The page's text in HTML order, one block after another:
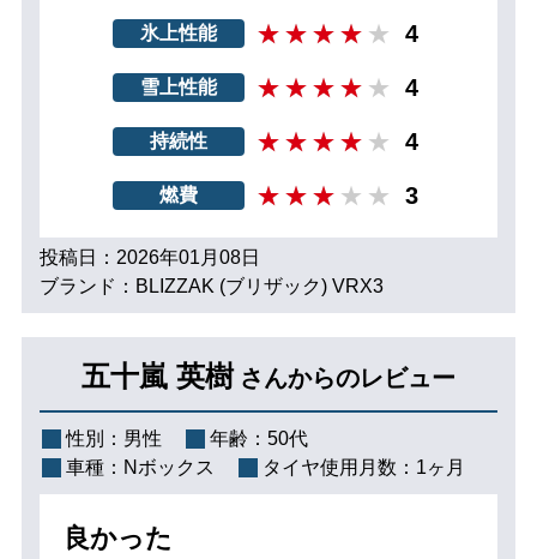
氷上性能 4
雪上性能 4
持続性 4
燃費 3
投稿日：2026年01月08日
ブランド：BLIZZAK (ブリザック) VRX3
五十嵐 英樹 さんからのレビュー
性別： 男性 年齢： 50代
車種： Nボックス タイヤ使用月数： 1ヶ月
良かった